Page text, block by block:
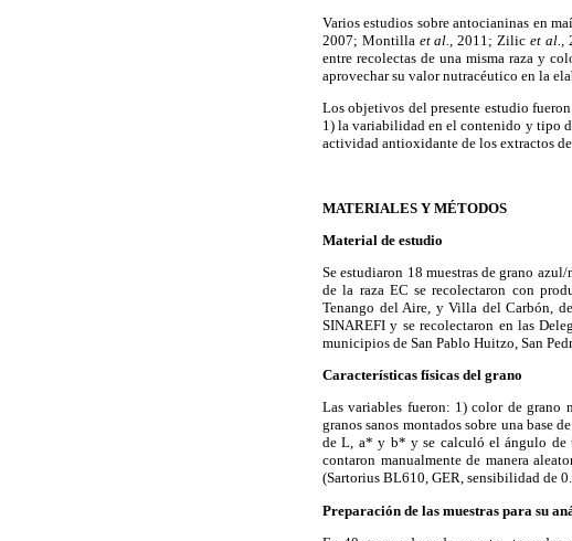
Varios estudios sobre antocianinas en
2007; Montilla et al.,2011; Zilic et al.,
entre recolectas de una misma raza y
aprovechar su valor nutracéutico en la
Los objetivos del presente estudio
1) la variabilidad en el contenido y tipo
actividad antioxidante de los extractos
MATERIALES Y MÉTODOS
Material de estudio
Se estudiaron 18 muestras de grano
de la raza EC se recolectaron con
Tenango del Aire, y Villa del Carbón,
SINAREFI y se recolectaron en las
municipios de San Pablo Huitzo, San
Características físicas del grano
Las variables fueron: 1) color de grano
granos sanos montados sobre una base
de L, a* y b* y se calculó el ángulo de
contaron manualmente de manera
(Sartorius BL610, GER, sensibilidad de
Preparación de las muestras para su